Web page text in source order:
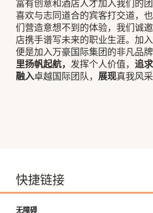
富有创意和酒店人才加入我们的
喜欢与志同道合的宾客打交道，
们营造意想不到的体验，我们诚
店携手谱写未来的职业生涯。加入
便是加入万豪国际集团的非凡品
里扬帆起航，发挥个人价值，追求
融入卓越国际团队， 展现真我风采
快捷链接
无障碍